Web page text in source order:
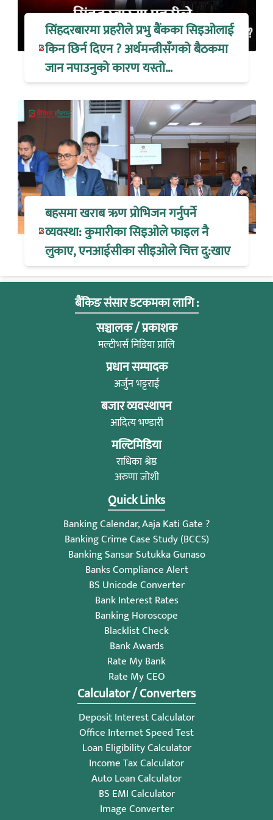
सिंहदरबारमा प्रहरीले प्रभु बैंकका सिइओलाई
किन छिर्न दिएन ? अर्थमन्त्रीसँगको बैठकमा
जान नपाउनुको कारण यस्तो…
बहसमा खराब ऋण प्रोभिजन गर्नुपर्ने
व्यवस्था: कुमारीका सिइओले फाइल नै
लुकाए, एनआईसीका सीइओले चित्त दु:खाए
बैंकिङ संसार डटकमका लागि :
सञ्चालक / प्रकाशक
मल्टीभर्स मिडिया प्रालि
प्रधान सम्पादक
अर्जुन भट्टराई
बजार व्यवस्थापन
आदित्य भण्डारी
मल्टिमिडिया
राधिका श्रेष्ठ
अरुणा जोशी
Quick Links
Banking Calendar, Aaja Kati Gate ?
Banking Crime Case Study (BCCS)
Banking Sansar Sutukka Gunaso
Banks Compliance Alert
BS Unicode Converter
Bank Interest Rates
Banking Horoscope
Blacklist Check
Bank Awards
Rate My Bank
Rate My CEO
Calculator / Converters
Deposit Interest Calculator
Office Internet Speed Test
Loan Eligibility Calculator
Income Tax Calculator
Auto Loan Calculator
BS EMI Calculator
Image Converter